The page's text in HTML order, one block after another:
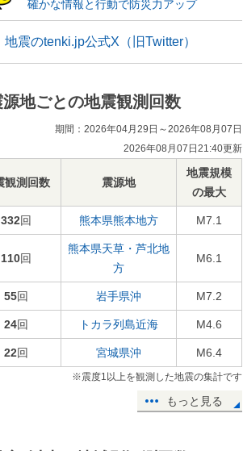
確かな情報と行動で防災力アップ
地震のtenki.jp公式X（旧Twitter）
源地ごとの地震観測回数
期間：2026年04月29日～2026年08月07日
2026年08月07日21:40更新
観測回数 震源地
地震規模
の最大
332回 熊本県熊本地方 M7.1
110回
熊本県天草・芦北地
方
M6.1
55回 岩手県沖 M7.2
24回 トカラ列島近海 M4.6
22回 宮城県沖 M6.4
※震度1以上を観測した地震の集計です
もっと見る